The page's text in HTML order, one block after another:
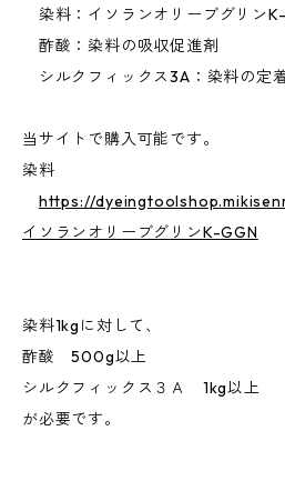
染料：イソランオリーブグリン
酢酸：染料の吸収促進剤
シルクフィックス3A：染料の定
当サイトで購入可能です。
染料
https://
イソランオリーブグリンK-GGN
染料1kgに対して、
酢酸 500g以上
シルクフィックス３Ａ 1kg以上
が必要です。